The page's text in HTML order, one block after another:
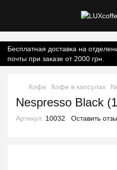
Бесплатная доставка на
почты при заказе от 2000 грн.
Кофе Кофе в капсулах
Nespresso Black
Артикул: 10032 Оставить